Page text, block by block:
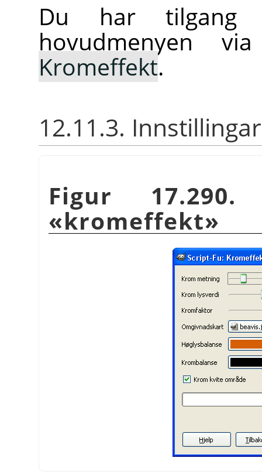
Du har
hovudmenyen
Kromeffekt.
12.11.3. Innstillingar
Figur
«kromeffekt»